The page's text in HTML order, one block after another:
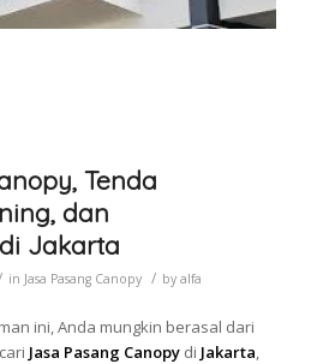
Tenda
dan
Jakarta
in Jasa Pasang Canopy / by alfa
ini, Anda mungkin berasal dari
Jasa Pasang Canopy di Jakarta,